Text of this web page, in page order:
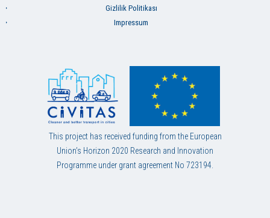
Gizlilik Politikası
Impressum
This project has received funding from the European
Union’s Horizon 2020 Research and Innovation
Programme under grant agreement No 723194.